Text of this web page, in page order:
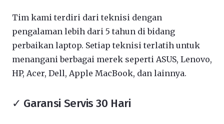
Tim kami terdiri dari teknisi dengan
pengalaman lebih dari 5 tahun di bidang
perbaikan laptop. Setiap teknisi terlatih untuk
menangani berbagai merek seperti ASUS, Lenovo,
HP, Acer, Dell, Apple MacBook, dan lainnya.
✓ Garansi Servis 30 Hari